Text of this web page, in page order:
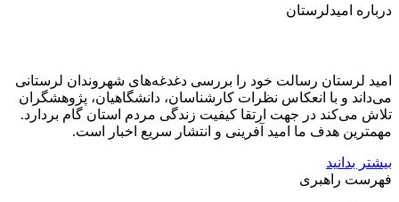
درباره امیدلرستان
امید لرستان رسالت خود را بررسی دغدغه‌های شهروندان لرستانی
می‌داند و با انعکاس نظرات کارشناسان، دانشگاهیان، پژوهشگران
تلاش می‌کند در جهت ارتقا کیفیت زندگی مردم استان گام بردارد.
مهمترین هدف ما امید آفرینی و انتشار سریع اخبار است.
بیشتر بدانید
فهرست راهبری